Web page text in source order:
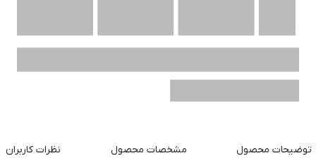
توضیحات محصول مشخصات محصول نظرات کاربران